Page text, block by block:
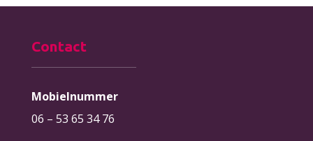
Contact
Mobielnummer
06 – 53 65 34 76